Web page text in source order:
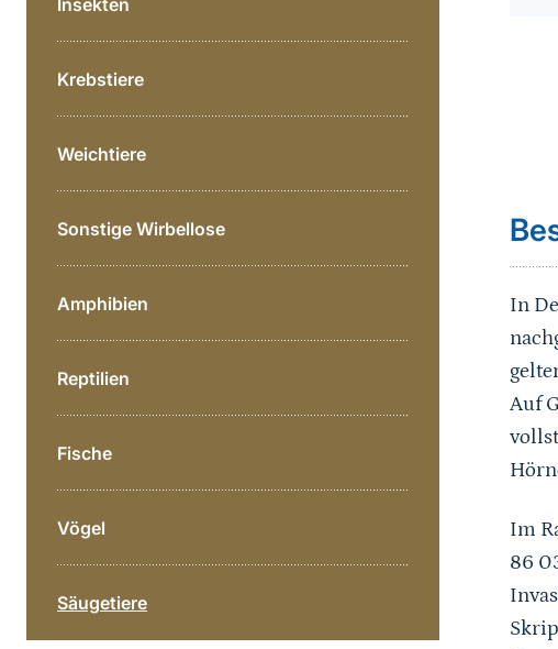
Bereichsnavigation
Direkt zur Hauptinhalte
Insekten
Krebstiere
Weichtiere
Sonstige Wirbellose
Amphibien
Reptilien
Fische
Vögel
Säugetiere
In
Auf
Im
86